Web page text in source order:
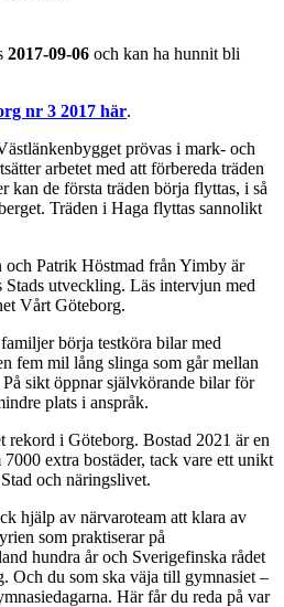
2017-09-06 och kan ha hunnit bli
nr 3 2017 här.
prövas i mark- och
arbetet med att förbereda träden
kan de första träden börja flyttas, i så
Träden i Haga flyttas sannolikt
Patrik Höstmad från Yimby är
Stads utveckling. Läs intervjun med
Vårt Göteborg.
börja testköra bilar med
fem mil lång slinga som går mellan
sikt öppnar självkörande bilar för
plats i anspråk.
rekord i Göteborg. Bostad 2021 är en
extra bostäder, tack vare ett unikt
och näringslivet.
hjälp av närvaroteam att klara av
som praktiserar på
hundra år och Sverigefinska rådet
Och du som ska väja till gymnasiet –
Här får du reda på var